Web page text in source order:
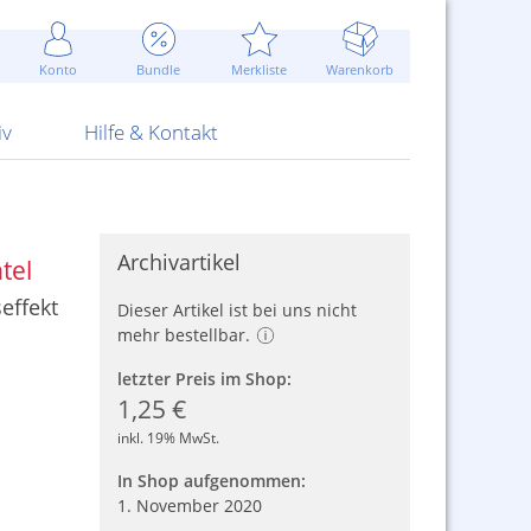
Konto Bundle Merkliste Warenkorb
Attrappen Blitzschnell...
Sommerpreise u.v.m.
ARS Pirotecnia
Hilfe & Kontakt
Kontaktformular
AGB
Archivartikel
Dieser Artikel ist bei uns nicht
mehr bestellbar.
letzter Preis im Shop:
1,25 €
inkl. 19% MwSt.
In Shop aufgenommen:
1. November 2020